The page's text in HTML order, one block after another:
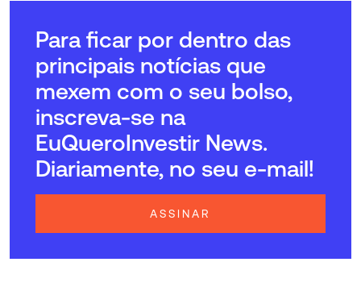
Para ficar por dentro das
principais notícias que
mexem com o seu bolso,
inscreva-se na
EuQueroInvestir News.
Diariamente, no seu e-mail!
ASSINAR